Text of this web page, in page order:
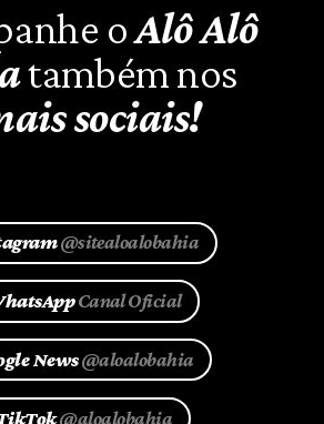
oAlô Alô
também nos
sociais!
@sitealoalobahia
Canal Oficial
News@aloalobahia
@aloalobahia